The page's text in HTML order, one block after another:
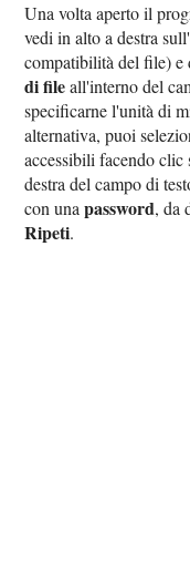
Una volta aperto il
vedi in alto a destra
compatibilità del file)
di fileall'interno del
specificarne l'unità di
alternativa, puoi
accessibili facendo
destra del campo di
con unapassword, da
Ripeti.